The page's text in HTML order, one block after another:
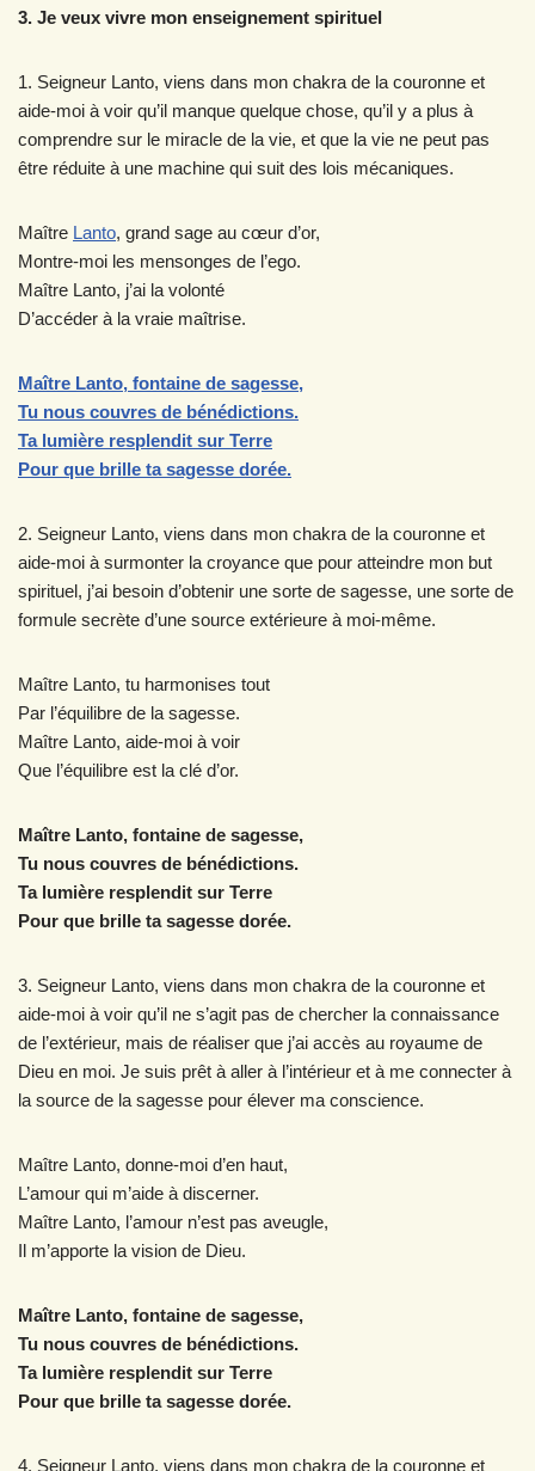
3. Je veux vivre mon enseignement spirituel
1. Seigneur Lanto, viens dans mon chakra de la couronne et
aide-moi à voir qu’il manque quelque chose, qu’il y a plus à
comprendre sur le miracle de la vie, et que la vie ne peut pas
être réduite à une machine qui suit des lois mécaniques.
Maître Lanto, grand sage au cœur d’or,
Montre-moi les mensonges de l’ego.
Maître Lanto, j’ai la volonté
D’accéder à la vraie maîtrise.
Maître Lanto, fontaine de sagesse,
Tu nous couvres de bénédictions.
Ta lumière resplendit sur Terre
Pour que brille ta sagesse dorée.
2. Seigneur Lanto, viens dans mon chakra de la couronne et
aide-moi à surmonter la croyance que pour atteindre mon but
spirituel, j’ai besoin d’obtenir une sorte de sagesse, une sorte de
formule secrète d’une source extérieure à moi-même.
Maître Lanto, tu harmonises tout
Par l’équilibre de la sagesse.
Maître Lanto, aide-moi à voir
Que l’équilibre est la clé d’or.
Maître Lanto, fontaine de sagesse,
Tu nous couvres de bénédictions.
Ta lumière resplendit sur Terre
Pour que brille ta sagesse dorée.
3. Seigneur Lanto, viens dans mon chakra de la couronne et
aide-moi à voir qu’il ne s’agit pas de chercher la connaissance
de l’extérieur, mais de réaliser que j’ai accès au royaume de
Dieu en moi. Je suis prêt à aller à l’intérieur et à me connecter à
la source de la sagesse pour élever ma conscience.
Maître Lanto, donne-moi d’en haut,
L’amour qui m’aide à discerner.
Maître Lanto, l’amour n’est pas aveugle,
Il m’apporte la vision de Dieu.
Maître Lanto, fontaine de sagesse,
Tu nous couvres de bénédictions.
Ta lumière resplendit sur Terre
Pour que brille ta sagesse dorée.
4. Seigneur Lanto, viens dans mon chakra de la couronne et